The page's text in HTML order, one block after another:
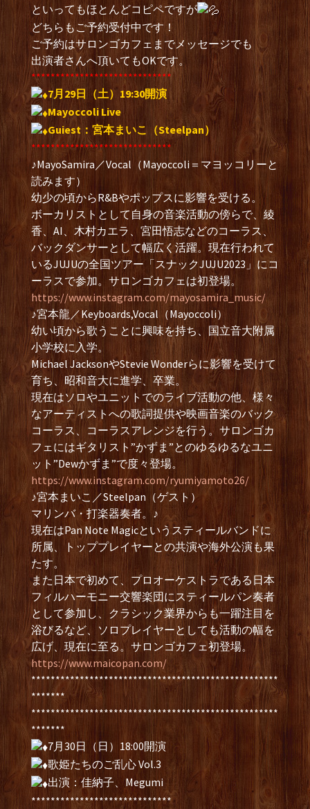
といってもほとんどコピペですが
どちらもご予約受付中です！
ご予約はサロンゴカフェまでメッセージでも
出演者さんへ頂いてもOKです。
*****************************
7月29日（土）19:30開演
Mayoccoli Live
Guiest：宮本まいこ（Steelpan）
*****************************
♪MayoSamira／Vocal（Mayoccoli＝マヨッコリーと
読みます）
幼少の頃からR&Bやポップスに影響を受ける。
ボーカリストとして自身の音楽活動の傍らで、綾
香、AI、木村カエラ、宮田悟志などのコーラス、
バックダンサーとして幅広く活躍。現在行われて
いるJUJUの全国ツアー「スナックJUJU2023」にコ
ーラスで参加。サロンゴカフェは初登場。
https://www.instagram.com/mayosamira_music/
♪宮本龍／Keyboards,Vocal（Mayoccoli）
幼い頃から歌うことに興味を持ち、国立音大附属
小学校に入学。
Michael JacksonやStevie Wonderらに影響を受けて
育ち、昭和音大に進学、卒業。
現在はソロやユニットでのライブ活動の他、様々
なアーティストへの歌詞提供や映画音楽のバック
コーラス、コーラスアレンジを行う。サロンゴカ
フェにはギタリスト”かずま”とのゆるゆるなユニ
ット”Dewかずま”で度々登場。
https://www.instagram.com/ryumiyamoto26/
♪宮本まいこ／Steelpan（ゲスト）
マリンバ・打楽器奏者。♪
現在はPan Note Magicというスティールバンドに
所属、トッププレイヤーとの共演や海外公演も果
たす。
また日本で初めて、プロオーケストラである日本
フィルハーモニー交響楽団にスティールパン奏者
として参加し、クラシック業界からも一躍注目を
浴びるなど、ソロプレイヤーとしても活動の幅を
広げ、現在に至る。サロンゴカフェ初登場。
https://www.maicopan.com/
***************************************************
*******
***************************************************
*******
7月30日（日）18:00開演
歌姫たちのご乱心 Vol.3
出演：佳納子、Megumi
*****************************